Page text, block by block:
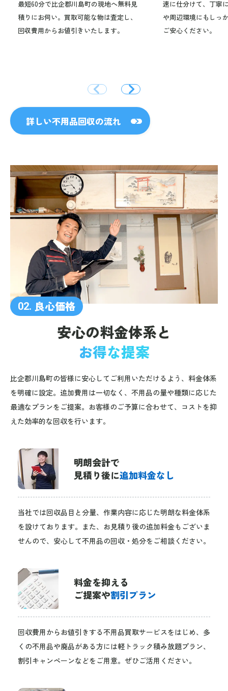
最短60分で比企郡川島町の現地へ無料見
積りにお伺い。買取可能な物は査定し、
回収費用からお値引きいたします。
速に仕分けて、丁寧
や周辺環境にもしっ
ご安心ください。
詳しい不用品回収の流れ
02. 良心価格
安心の料金体系と
お得な提案
比企郡川島町の皆様に安心してご利用いただけるよう、料金体系
を明確に設定。追加費用は一切なく、不用品の量や種類に応じた
最適なプランをご提案。お客様のご予算に合わせて、コストを抑
えた効率的な回収を行います。
明朗会計で
見積り後に追加料金なし
当社では回収品目と分量、作業内容に応じた明朗な料金体系
を設けております。また、お見積り後の追加料金もございま
せんので、安心して不用品の回収・処分をご相談ください。
料金を抑える
ご提案や割引プラン
回収費用からお値引きする不用品買取サービスをはじめ、多
くの不用品や廃品がある方には軽トラック積み放題プラン、
割引キャンペーンなどをご用意。ぜひご活用ください。